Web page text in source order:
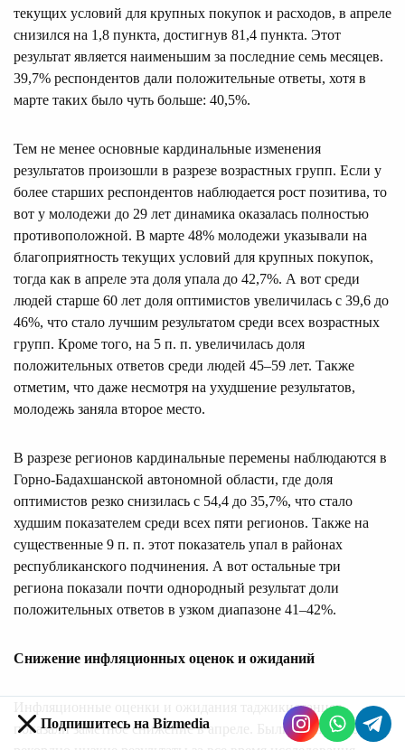
текущих условий для крупных покупок и расходов, в апреле
снизился на 1,8 пункта, достигнув 81,4 пункта. Этот
результат является наименьшим за последние семь месяцев.
39,7% респондентов дали положительные ответы, хотя в
марте таких было чуть больше: 40,5%.
Тем не менее основные кардинальные изменения
результатов произошли в разрезе возрастных групп. Если у
более старших респондентов наблюдается рост позитива, то
вот у молодежи до 29 лет динамика оказалась полностью
противоположной. В марте 48% молодежи указывали на
благоприятность текущих условий для крупных покупок,
тогда как в апреле эта доля упала до 42,7%. А вот среди
людей старше 60 лет доля оптимистов увеличилась с 39,6 до
46%, что стало лучшим результатом среди всех возрастных
групп. Кроме того, на 5 п. п. увеличилась доля
положительных ответов среди людей 45–59 лет. Также
отметим, что даже несмотря на ухудшение результатов,
молодежь заняла второе место.
В разрезе регионов кардинальные перемены наблюдаются в
Горно-Бадахшанской автономной области, где доля
оптимистов резко снизилась с 54,4 до 35,7%, что стало
худшим показателем среди всех пяти регионов. Также на
существенные 9 п. п. этот показатель упал в районах
республиканского подчинения. А вот остальные три
региона показали почти однородный результат доли
положительных ответов в узком диапазоне 41–42%.
Снижение инфляционных оценок и ожиданий
Инфляционные оценки и ожидания таджикистанцев
показали заметное снижение в апреле. Были зафиксированы
Подпишитесь на Bizmedia